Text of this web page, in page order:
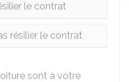
le contrat
résilier le contrat
sont à votre